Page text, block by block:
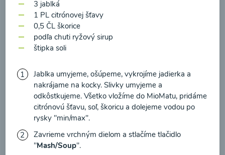
Brokolicové cappuccino
00:25 Zobraziť
Načítať ďalšie
3 jablká
1 PL citrónovej šťavy
0,5 ČL škorice
podľa chuti ryžový sirup
štipka soli
Jablka umyjeme, ošúpeme, vykrojíme jadierka a
nakrájame na kocky. Slivky umyjeme a
odkôstkujeme. Všetko vložíme do MioMatu, pridáme
citrónovú šťavu, soľ, škoricu a dolejeme vodou po
rysky "min/max".
Zavrieme vrchným dielom a stlačíme tlačidlo
"Mash/Soup".
prečítal(a)informácie o Ochrane osobných
údajova súhlasím s nimi.